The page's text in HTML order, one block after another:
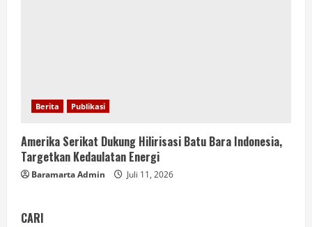
Berita Publikasi
Amerika Serikat Dukung Hilirisasi Batu Bara Indonesia,
Targetkan Kedaulatan Energi
Baramarta Admin Juli 11, 2026
CARI